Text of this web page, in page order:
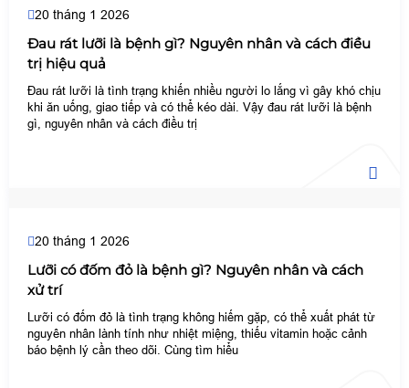
20 tháng 1 2026
Đau rát lưỡi là bệnh gì? Nguyên nhân và cách điều
trị hiệu quả
Đau rát lưỡi là tình trạng khiến nhiều người lo lắng vì gây khó chịu
khi ăn uống, giao tiếp và có thể kéo dài. Vậy đau rát lưỡi là bệnh
gì, nguyên nhân và cách điều trị
20 tháng 1 2026
Lưỡi có đốm đỏ là bệnh gì? Nguyên nhân và cách
xử trí
Lưỡi có đốm đỏ là tình trạng không hiếm gặp, có thể xuất phát từ
nguyên nhân lành tính như nhiệt miệng, thiếu vitamin hoặc cảnh
báo bệnh lý cần theo dõi. Cùng tìm hiểu